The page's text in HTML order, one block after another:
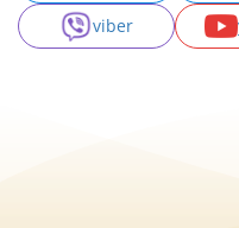
viber